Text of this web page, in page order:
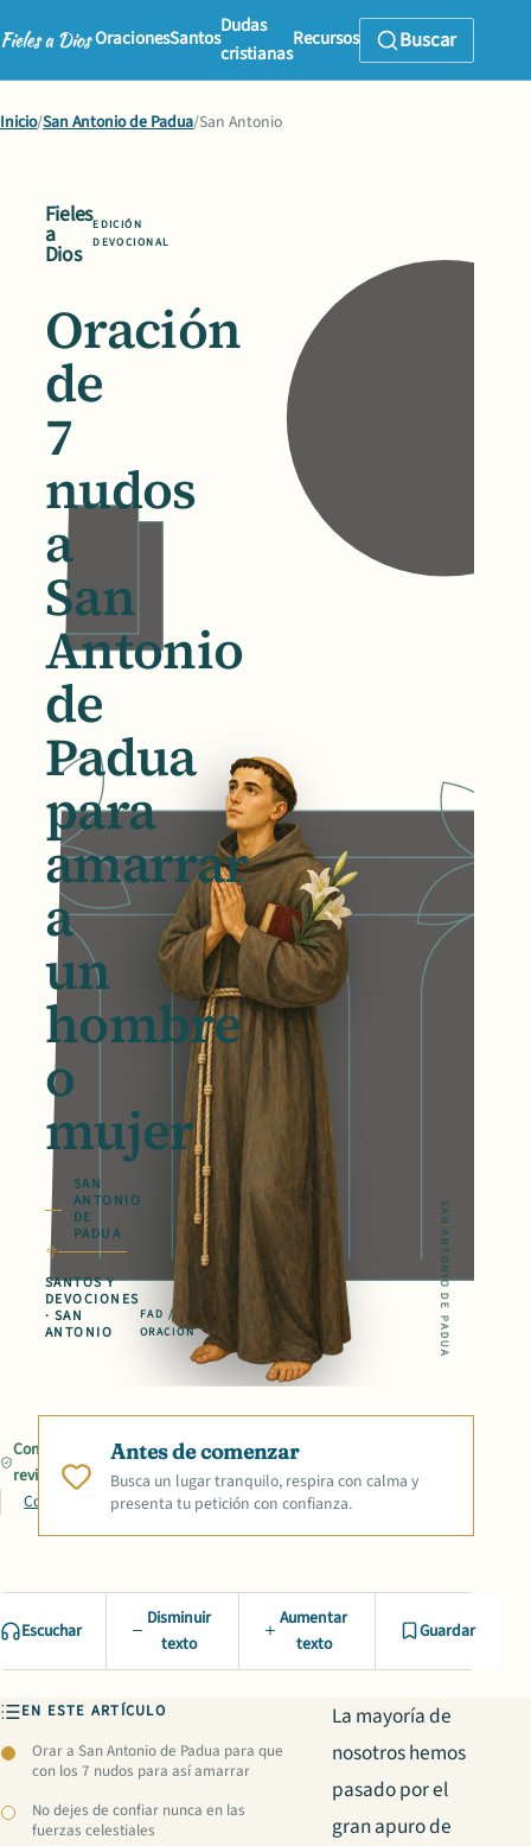
OracionesSantos
Dudas
cristianas
Recursos Buscar
Inicio/San Antonio de Padua/San Antonio
Fieles
a
Dios
EDICIÓN
DEVOCIONAL
Oración
de
7
nudos
a
San
Antonio
de
Padua
para
amarrar
a
un
hombre
o
mujer
SAN
ANTONIO
DE
PADUA
SANTOS Y
DEVOCIONES
· SAN
ANTONIO
FAD /
ORACIÓN
SAN ANTONIO DE PADUA
Contenido
revisado
Compartir
Antes de comenzar
Busca un lugar tranquilo, respira con calma y
presenta tu petición con confianza.
Escuchar
Disminuir
texto
Aumentar
texto
Guardar
EN ESTE ARTÍCULO
Orar a San Antonio de Padua para que
con los 7 nudos para así amarrar
No dejes de confiar nunca en las
fuerzas celestiales
La mayoría de
nosotros hemos
pasado por el
gran apuro de